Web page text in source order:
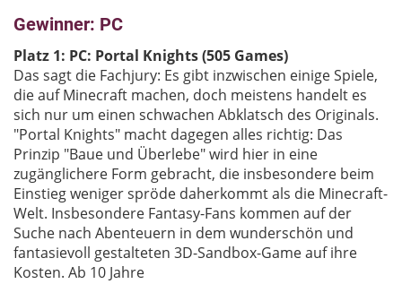
Gewinner: PC
Platz 1: PC: Portal Knights (505 Games)
Das sagt die Fachjury: Es gibt inzwischen einige Spiele,
die auf Minecraft machen, doch meistens handelt es
sich nur um einen schwachen Abklatsch des Originals.
"Portal Knights" macht dagegen alles richtig: Das
Prinzip "Baue und Überlebe" wird hier in eine
zugänglichere Form gebracht, die insbesondere beim
Einstieg weniger spröde daherkommt als die Minecraft-
Welt. Insbesondere Fantasy-Fans kommen auf der
Suche nach Abenteuern in dem wunderschön und
fantasievoll gestalteten 3D-Sandbox-Game auf ihre
Kosten. Ab 10 Jahre